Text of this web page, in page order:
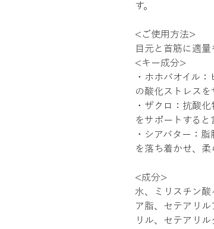
す。
<ご使用方法>
目元と首筋に適量
<キー成分>
・ホホバオイル
の酸化ストレスを
・ザクロ：抗酸
をサポートすると
・シアバター：
を落ち着かせ、柔
<成分>
水、ミリスチン酸
ア脂、セテアリ
リル、セテアリ